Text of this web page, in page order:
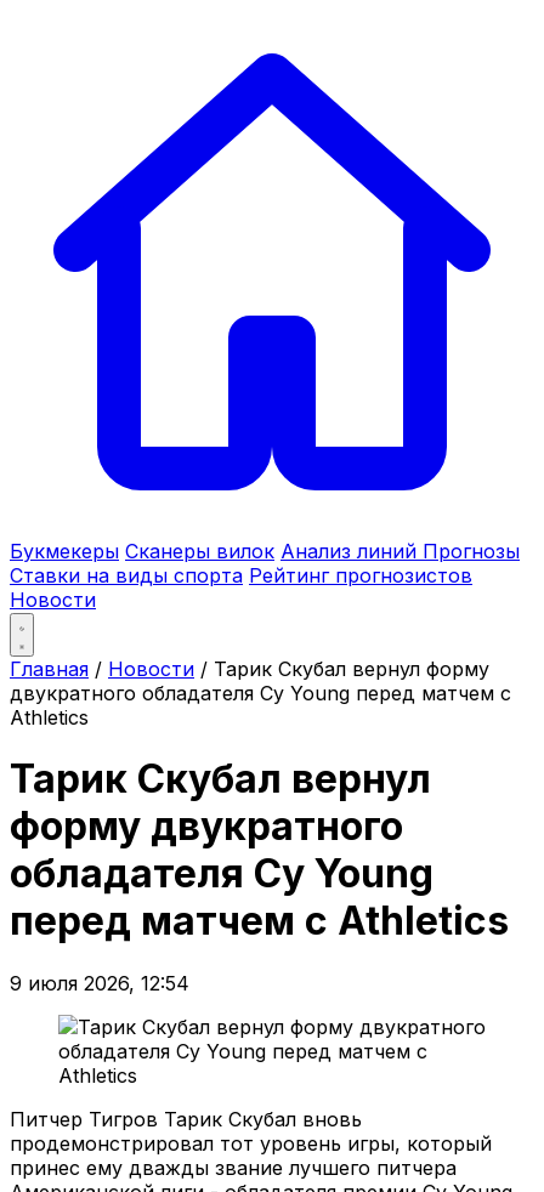
Букмекеры Сканеры вилок Анализ линий Прогнозы
Ставки на виды спорта Рейтинг прогнозистов
Новости
Главная / Новости / Тарик Скубал вернул форму
двукратного обладателя Cy Young перед матчем с
Athletics
Тарик Скубал вернул
форму двукратного
обладателя Cy Young
перед матчем с Athletics
9 июля 2026, 12:54
Питчер Тигров Тарик Скубал вновь
продемонстрировал тот уровень игры, который
принес ему дважды звание лучшего питчера